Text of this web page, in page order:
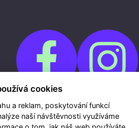
cookies
a reklam, poskytování funkcí
naší návštěvnosti využíváme